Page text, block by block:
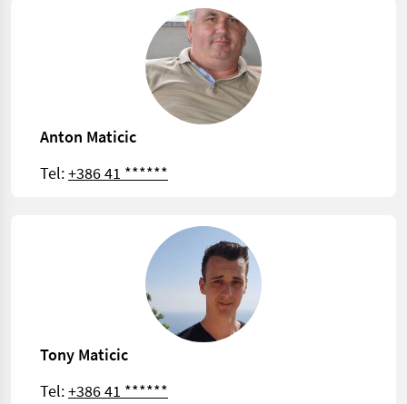
Anton Maticic
Tel:+386 41 ******
Tony Maticic
Tel:+386 41 ******